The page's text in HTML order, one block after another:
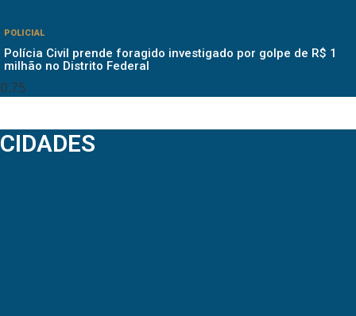
POLICIAL
Polícia Civil prende foragido investigado por golpe de R$ 1
milhão no Distrito Federal
CIDADES